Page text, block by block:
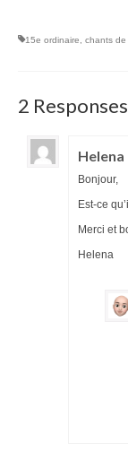
15e ordinaire chants de
2 Responses
Helena
Bonjour,
Est-ce
Merci et
Helena